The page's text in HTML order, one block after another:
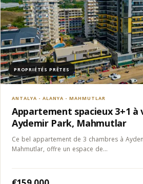
PROPRIÉTÉS PRÊTES
ANTALYA - ALANYA - MAHMUTLAR
Appartement spacieux 3+1 à
Aydemir Park, Mahmutlar
Ce bel appartement de 3 chambres à
Mahmutlar, offre un espace de…